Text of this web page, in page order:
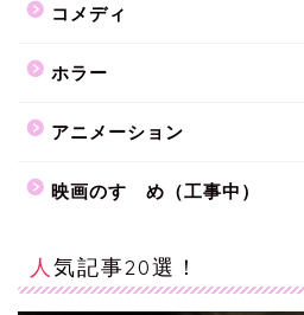
コメディ
ホラー
アニメーション
映画のすゝめ（工事中）
人気記事20選！